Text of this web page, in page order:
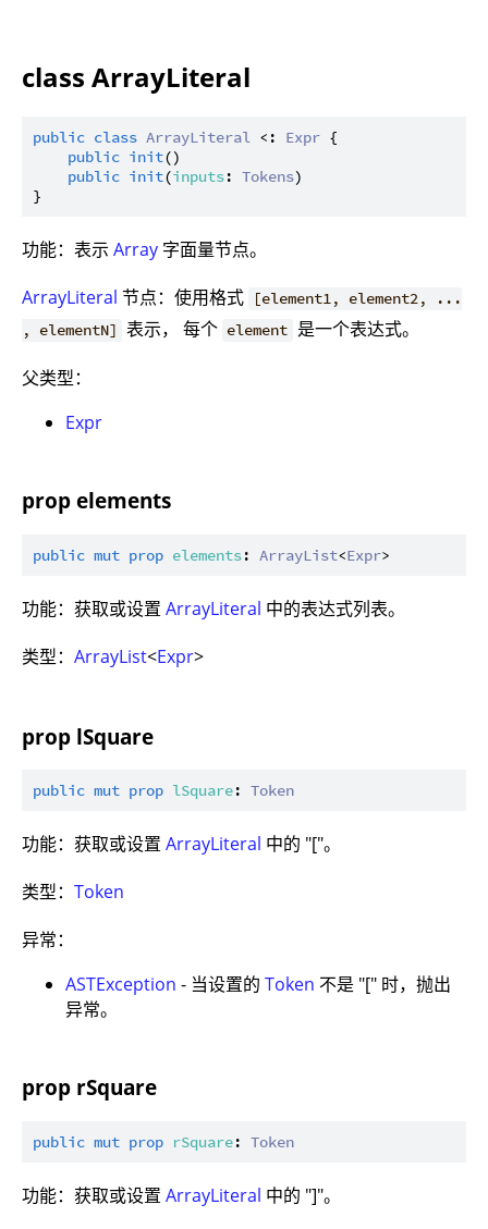
class ArrayLiteral
public class ArrayLiteral <: Expr {
public init()
public init(inputs: Tokens)
功能：表示 Array 字面量节点。
ArrayLiteral 节点：使用格式
[element1, element2, ...
, elementN] 表示， 每个 element 是一个表达式。
父类型：
Expr
prop elements
public mut prop elements: ArrayList<Expr
功能：获取或设置 ArrayLiteral 中的表达式列表。
类型： ArrayList<Expr>
prop lSquare
public mut prop lSquare: Token
功能：获取或设置 ArrayLiteral 中的 "["。
类型： Token
异常：
ASTException - 当设置的 Token 不是 "[" 时，抛出
异常。
prop rSquare
public mut prop rSquare: Token
功能：获取或设置 ArrayLiteral 中的 "]"。